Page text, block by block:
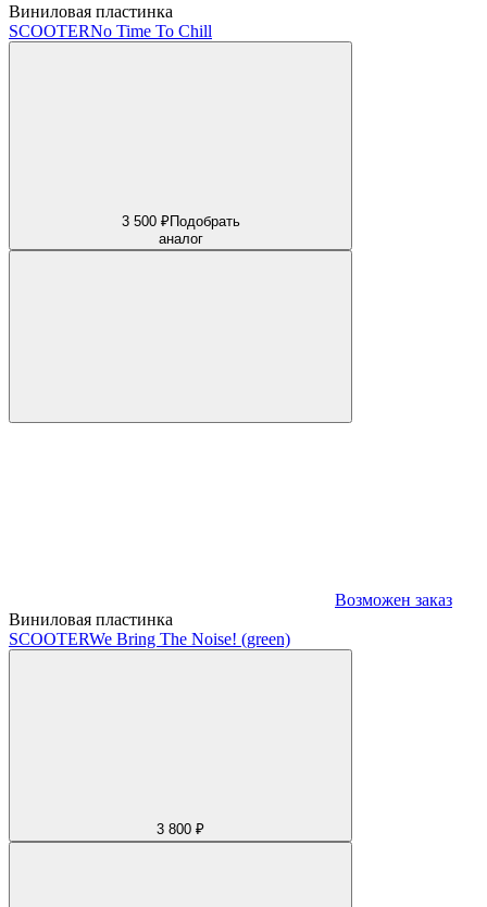
Виниловая пластинка
SCOOTERNo Time To Chill
3 500 ₽Подобрать
аналог
Возможен заказ
Виниловая пластинка
SCOOTERWe Bring The Noise! (green)
3 800 ₽